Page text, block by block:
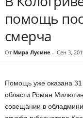
помощь
смерча
От Мира Лусине - Сен 3,
Помощь уже оказана
области Роман
совещании в